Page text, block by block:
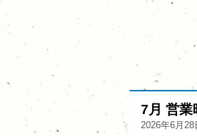
7月 営業
2026年6月28